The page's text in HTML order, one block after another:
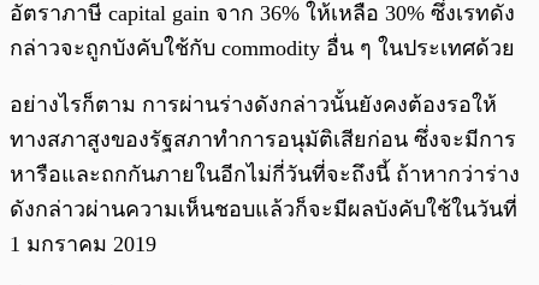
อัตราภาษี capital gain จาก 36% ให้เหลือ 30% ซึ่งเรทดัง
กล่าวจะถูกบังคับใช้กับ commodity อื่น ๆ ในประเทศด้วย
อย่างไรก็ตาม การผ่านร่างดังกล่าวนั้นยังคงต้องรอให้
ทางสภาสูงของรัฐสภาทำการอนุมัติเสียก่อน ซึ่งจะมีการ
หารือและถกกันภายในอีกไม่กี่วันที่จะถึงนี้ ถ้าหากว่าร่าง
ดังกล่าวผ่านความเห็นชอบแล้วก็จะมีผลบังคับใช้ในวันที่
1 มกราคม 2019